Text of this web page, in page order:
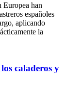
han
españoles
aplicando
la
caladeros y